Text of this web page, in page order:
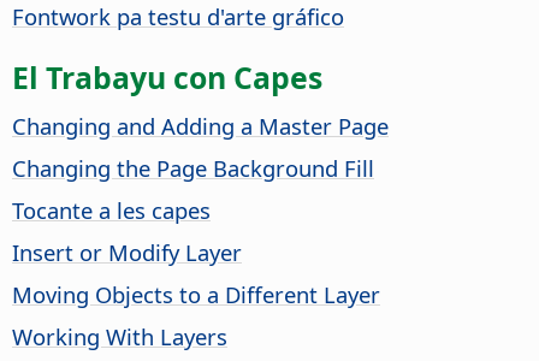
Fontwork pa testu d'arte gráfico
El Trabayu con Capes
Changing and Adding a Master Page
Changing the Page Background Fill
Tocante a les capes
Insert or Modify Layer
Moving Objects to a Different Layer
Working With Layers